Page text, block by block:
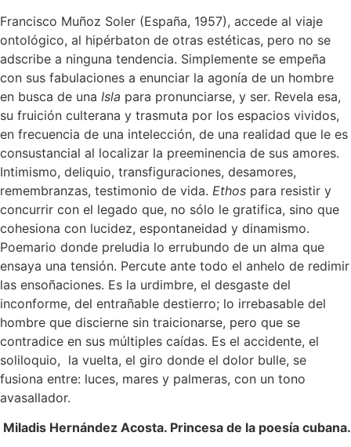
Francisco Muñoz Soler (España, 1957), accede al viaje
ontológico, al hipérbaton de otras estéticas, pero no se
adscribe a ninguna tendencia. Simplemente se empeña
con sus fabulaciones a enunciar la agonía de un hombre
en busca de una Isla para pronunciarse, y ser. Revela esa,
su fruición culterana y trasmuta por los espacios vividos,
en frecuencia de una intelección, de una realidad que le es
consustancial al localizar la preeminencia de sus amores.
Intimismo, deliquio, transfiguraciones, desamores,
remembranzas, testimonio de vida. Ethos para resistir y
concurrir con el legado que, no sólo le gratifica, sino que
cohesiona con lucidez, espontaneidad y dinamismo.
Poemario donde preludia lo errubundo de un alma que
ensaya una tensión. Percute ante todo el anhelo de redimir
las ensoñaciones. Es la urdimbre, el desgaste del
inconforme, del entrañable destierro; lo irrebasable del
hombre que discierne sin traicionarse, pero que se
contradice en sus múltiples caídas. Es el accidente, el
soliloquio, la vuelta, el giro donde el dolor bulle, se
fusiona entre: luces, mares y palmeras, con un tono
avasallador.
Miladis Hernández Acosta. Princesa de la poesía cubana.